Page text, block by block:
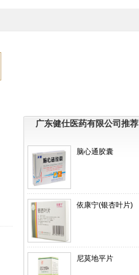
广东健仕医药有限公司推荐
脑心通胶囊
依康宁(银杏叶片)
尼莫地平片